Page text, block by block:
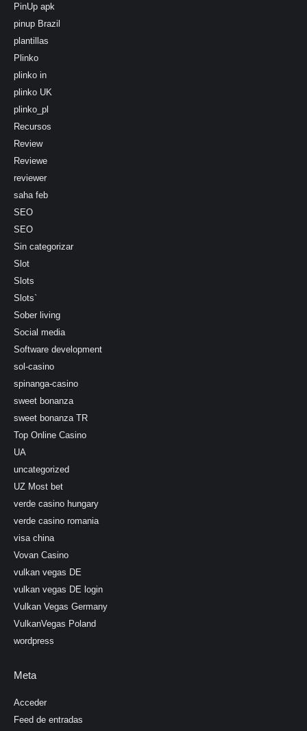
PinUp apk
pinup Brazil
plantillas
Plinko
plinko in
plinko UK
plinko_pl
Recursos
Review
Reviewe
reviewer
saha feb
SEO
SEO
Sin categorizar
Slot
Slots
Slots`
Sober living
Social media
Software development
sol-casino
spinanga-casino
sweet bonanza
sweet bonanza TR
Top Online Casino
UA
uncategorized
UZ Most bet
verde casino hungary
verde casino romania
visa china
Vovan Casino
vulkan vegas DE
vulkan vegas DE login
Vulkan Vegas Germany
VulkanVegas Poland
wordpress
Meta
Acceder
Feed de entradas